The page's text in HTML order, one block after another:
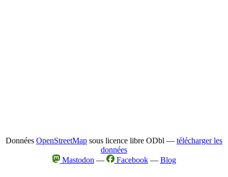
Données OpenStreetMap sous licence libre ODbl — télécharger les
données
Mastodon — Facebook— Blog